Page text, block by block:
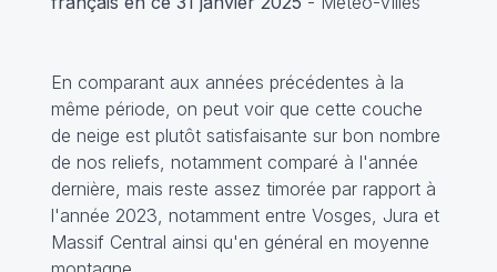
En comparant aux années précédentes à la
même période, on peut voir que cette couche
de neige est plutôt satisfaisante sur bon nombre
de nos reliefs, notamment comparé à l'année
dernière, mais reste assez timorée par rapport à
l'année 2023, notamment entre Vosges, Jura et
Massif Central ainsi qu'en général en moyenne